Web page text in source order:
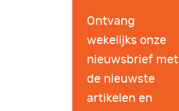
Ontvang
wekelijks onze
nieuwsbrief met
de nieuwste
artikelen en